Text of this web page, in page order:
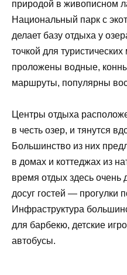
природой в живописном
Национальный парк с
делает базу отдыха у
точкой для
проложены водные,
маршруты, популярны
Центры отдыха
в честь озер, и тянутся
Большинство из них
в домах и коттеджах из
время отдых здесь очень
досуг гостей — прогулки
Инфраструктура
для барбекю, детские
автобусы.